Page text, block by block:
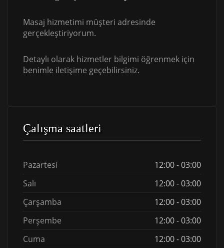
Masaj hizmetimi müşteri adresinde
gerçekleştiriyorum.
Detaylı olarak hizmetler bilgimi öğrenmek için
benimle iletişime geçebilirsiniz.
Çalışma saatleri
Pazartesi
12:00 - 03:00
Salı
12:00 - 03:00
Çarşamba
12:00 - 03:00
Perşembe
12:00 - 03:00
Cuma
12:00 - 03:00